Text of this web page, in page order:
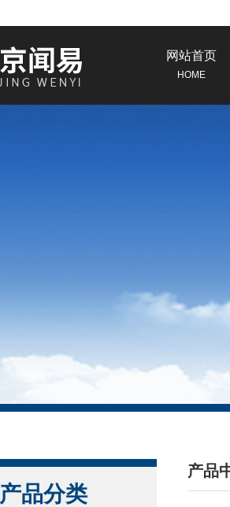
网站首页
HOME
产品分类
产品
/